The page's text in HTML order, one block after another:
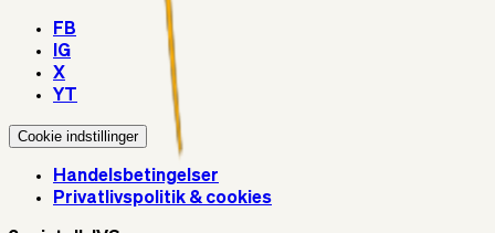
FB
IG
X
YT
Cookie indstillinger
Handelsbetingelser
Privatlivspolitik & cookies